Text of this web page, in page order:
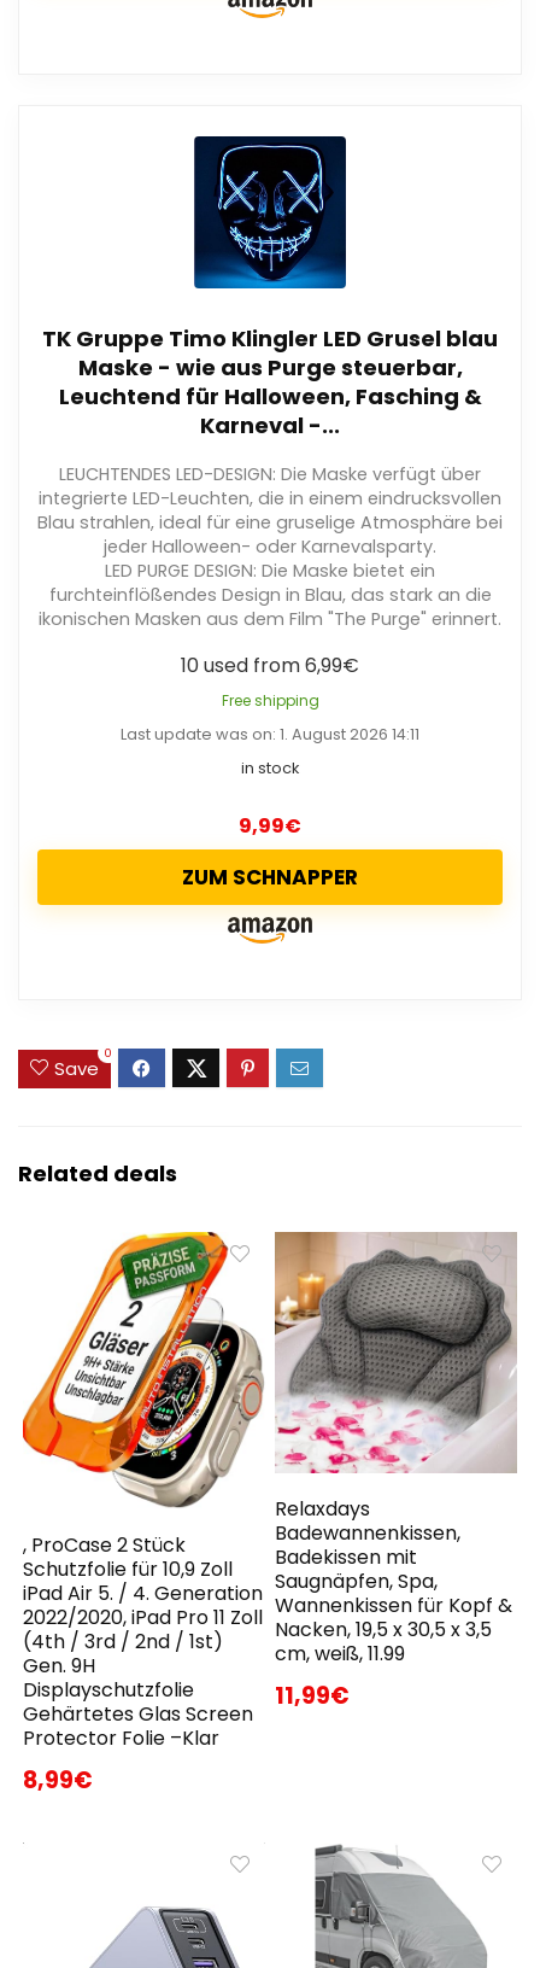
TK Gruppe Timo Klingler LED Grusel blau
Maske - wie aus Purge steuerbar,
Leuchtend für Halloween, Fasching &
Karneval -...
LEUCHTENDES LED-DESIGN: Die Maske verfügt über
integrierte LED-Leuchten, die in einem eindrucksvollen
Blau strahlen, ideal für eine gruselige Atmosphäre bei
jeder Halloween- oder Karnevalsparty.
LED PURGE DESIGN: Die Maske bietet ein
furchteinflößendes Design in Blau, das stark an die
ikonischen Masken aus dem Film "The Purge" erinnert.
10 used from 6,99€
Free shipping
Last update was on: 1. August 2026 14:11
in stock
9,99€
ZUM SCHNAPPER
Save
0
Related deals
, ProCase 2 Stück
Schutzfolie für 10,9 Zoll
iPad Air 5. / 4. Generation
2022/2020, iPad Pro 11 Zoll
(4th / 3rd / 2nd / 1st)
Gen. 9H
Displayschutzfolie
Gehärtetes Glas Screen
Protector Folie –Klar
8,99€
Relaxdays
Badewannenkissen,
Badekissen mit
Saugnäpfen, Spa,
Wannenkissen für Kopf &
Nacken, 19,5 x 30,5 x 3,5
cm, weiß, 11.99
11,99€